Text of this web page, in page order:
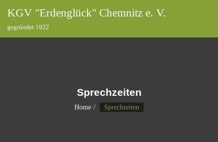
KGV "Erdenglück" Chemnitz e. V.
gegründet 1922
Sprechzeiten
Home Sprechzeiten